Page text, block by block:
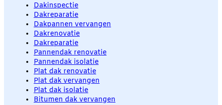
Dakinspectie
Dakreparatie
Dakpannen vervangen
Dakrenovatie
Dakreparatie
Pannendak renovatie
Pannendak isolatie
Plat dak renovatie
Plat dak vervangen
Plat dak isolatie
Bitumen dak vervangen